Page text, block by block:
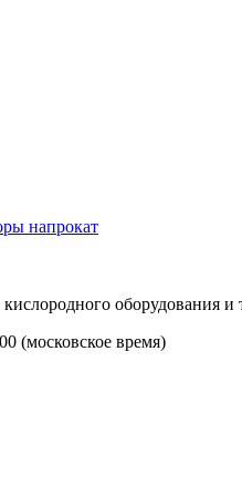
напрокат
оборудования и
(московское время)